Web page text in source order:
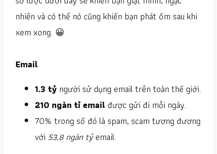
nhiên và có thể nó cũng khiến bạn phát ốm sau khi
xem xong. 😀
Email
1.3 tỷ người sử dụng email trên toàn thế giới.
210 ngàn tỉ email được gửi đi mỗi ngày.
70% trong số đó là spam, scam tương đương
với 53,8 ngàn tỷemail.